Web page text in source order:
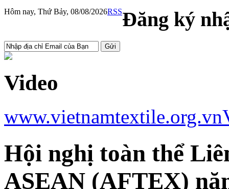
Hôm nay, Thứ Bảy, 08/08/2026RSSĐăng ký
Video
www.vietnamtextile.org.vn
Hội nghị toàn thể
ASEAN (AFTEX)